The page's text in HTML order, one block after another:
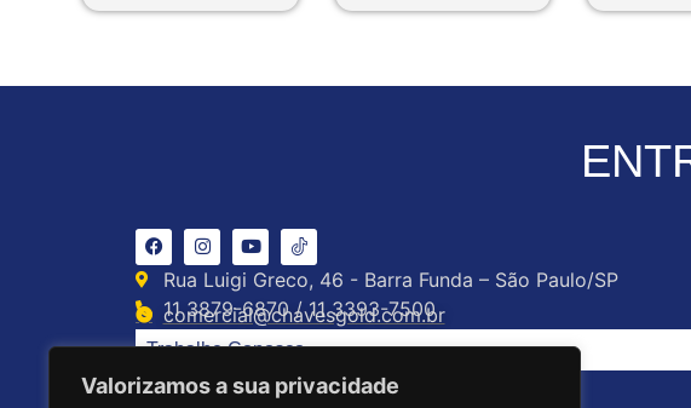
Valorizamos a sua privacidade
Rua Luigi Greco, 46 - Barra Funda – São Paulo/SP
11 3879-6870 / 11 3393-7500
comercial@chavesgold.com.br
Trabalhe Conosco